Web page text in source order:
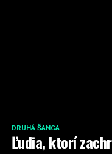
DRUHÁ ŠANCA
Ľudia, ktorí